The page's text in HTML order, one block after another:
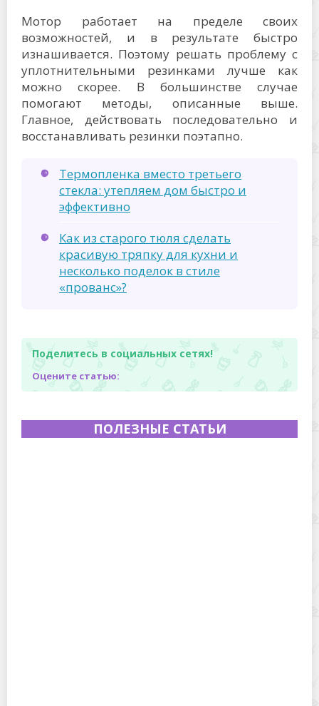
Мотор работает на пределе своих
возможностей, и в результате быстро
изнашивается. Поэтому решать проблему с
уплотнительными резинками лучше как
можно скорее. В большинстве случае
помогают методы, описанные выше.
Главное, действовать последовательно и
восстанавливать резинки поэтапно.
Термопленка вместо третьего
стекла: утепляем дом быстро и
эффективно
Как из старого тюля сделать
красивую тряпку для кухни и
несколько поделок в стиле
«прованс»?
Поделитесь в социальных сетях!
Оцените статью:
ПОЛЕЗНЫЕ СТАТЬИ